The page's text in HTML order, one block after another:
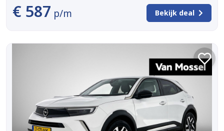
€ 587 p/m Bekijk deal